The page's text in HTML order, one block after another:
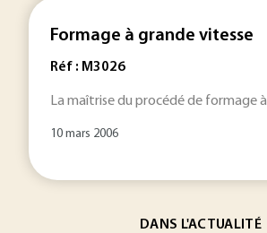
Formage à grande vitesse
Réf : M3026
La maîtrise du procédé de formage à
10 mars 2006
DANS L'ACTUALITÉ